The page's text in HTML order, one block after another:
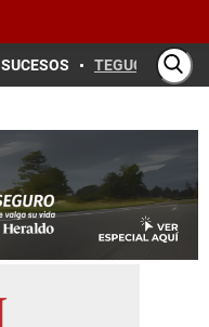
SUCESOS TEGUCIGALPA